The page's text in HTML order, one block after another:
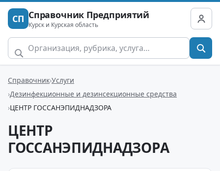
СП Справочник Предприятий
Курск и Курская область
Справочник Услуги
Дезинфекционные и дезинсекционные средства
ЦЕНТР ГОССАНЭПИДНАДЗОРА
ЦЕНТР
ГОССАНЭПИДНАДЗОРА